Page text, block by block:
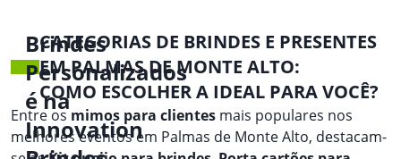
Brindes
Personalizados
é na
Innovation
CATEGORIAS DE BRINDES E PRESENTES
EM PALMAS DE MONTE ALTO:
COMO ESCOLHER A IDEAL PARA VOCÊ?
Entre osmimos para clientes mais populares nos
melhores eventos em Palmas de Monte Alto, destacam-